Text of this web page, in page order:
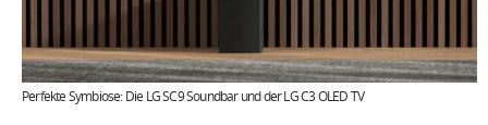
Perfekte Symbiose: Die LG SC9 Soundbar und der LG C3 OLED TV